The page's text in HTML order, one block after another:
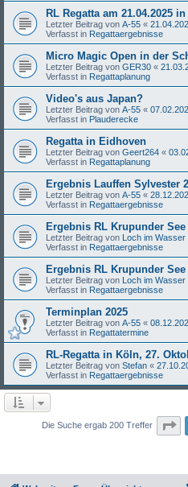
RL Regatta am 21.04.2025
Letzter Beitrag von A-55 «
Verfasst in Regattaergebnisse
Micro Magic Open in der
Letzter Beitrag von GER30 «
Verfasst in Regattaplanung
Video's aus Japan?
Letzter Beitrag von A-55 «
Verfasst in Plauderecke
Regatta in Eidhoven
Letzter Beitrag von Geert264 «
Verfasst in Regattaplanung
Ergebnis Lauffen Sylvester
Letzter Beitrag von A-55 «
Verfasst in Regattaergebnisse
Ergebnis RL Krupunder See
Letzter Beitrag von Loch im Wasser
Verfasst in Regattaergebnisse
Ergebnis RL Krupunder See
Letzter Beitrag von Loch im Wasser
Verfasst in Regattaergebnisse
Terminplan 2025
Letzter Beitrag von A-55 «
Verfasst in Regattatermine
RL-Regatta in Köln, 27.
Letzter Beitrag von Stefan «
Verfasst in Regattaergebnisse
Die Suche ergab 200 Treffer